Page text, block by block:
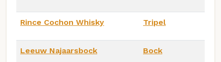
Rince Cochon Whisky Tripel
Leeuw Najaarsbock Bock